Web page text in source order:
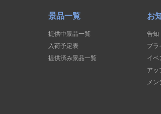
景品一覧
提供中景品一覧
入荷予定表
提供済み景品一覧
お
告知
プラ
イベ
アッ
メン